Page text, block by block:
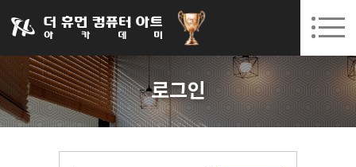
031-252-7277 수원캠퍼스 개강 08. 12.(수)
회원가입 고객센터
로그인
아카데미소개
인사말